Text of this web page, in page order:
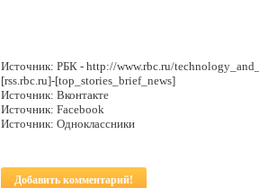
Источник: РБК - http://www.rbc.ru/
[rss.rbc.ru]-[top_stories_brief_news]
Источник: Вконтакте
Источник: Facebook
Источник: Одноклассники
Добавить комментарий!